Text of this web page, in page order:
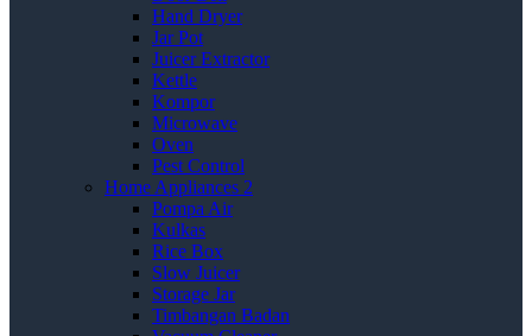
Hand Dryer
Jar Pot
Juicer Extractor
Kettle
Kompor
Microwave
Oven
Pest Control
Home Appliances 2
Pompa Air
Kulkas
Rice Box
Slow Juicer
Storage Jar
Timbangan Badan